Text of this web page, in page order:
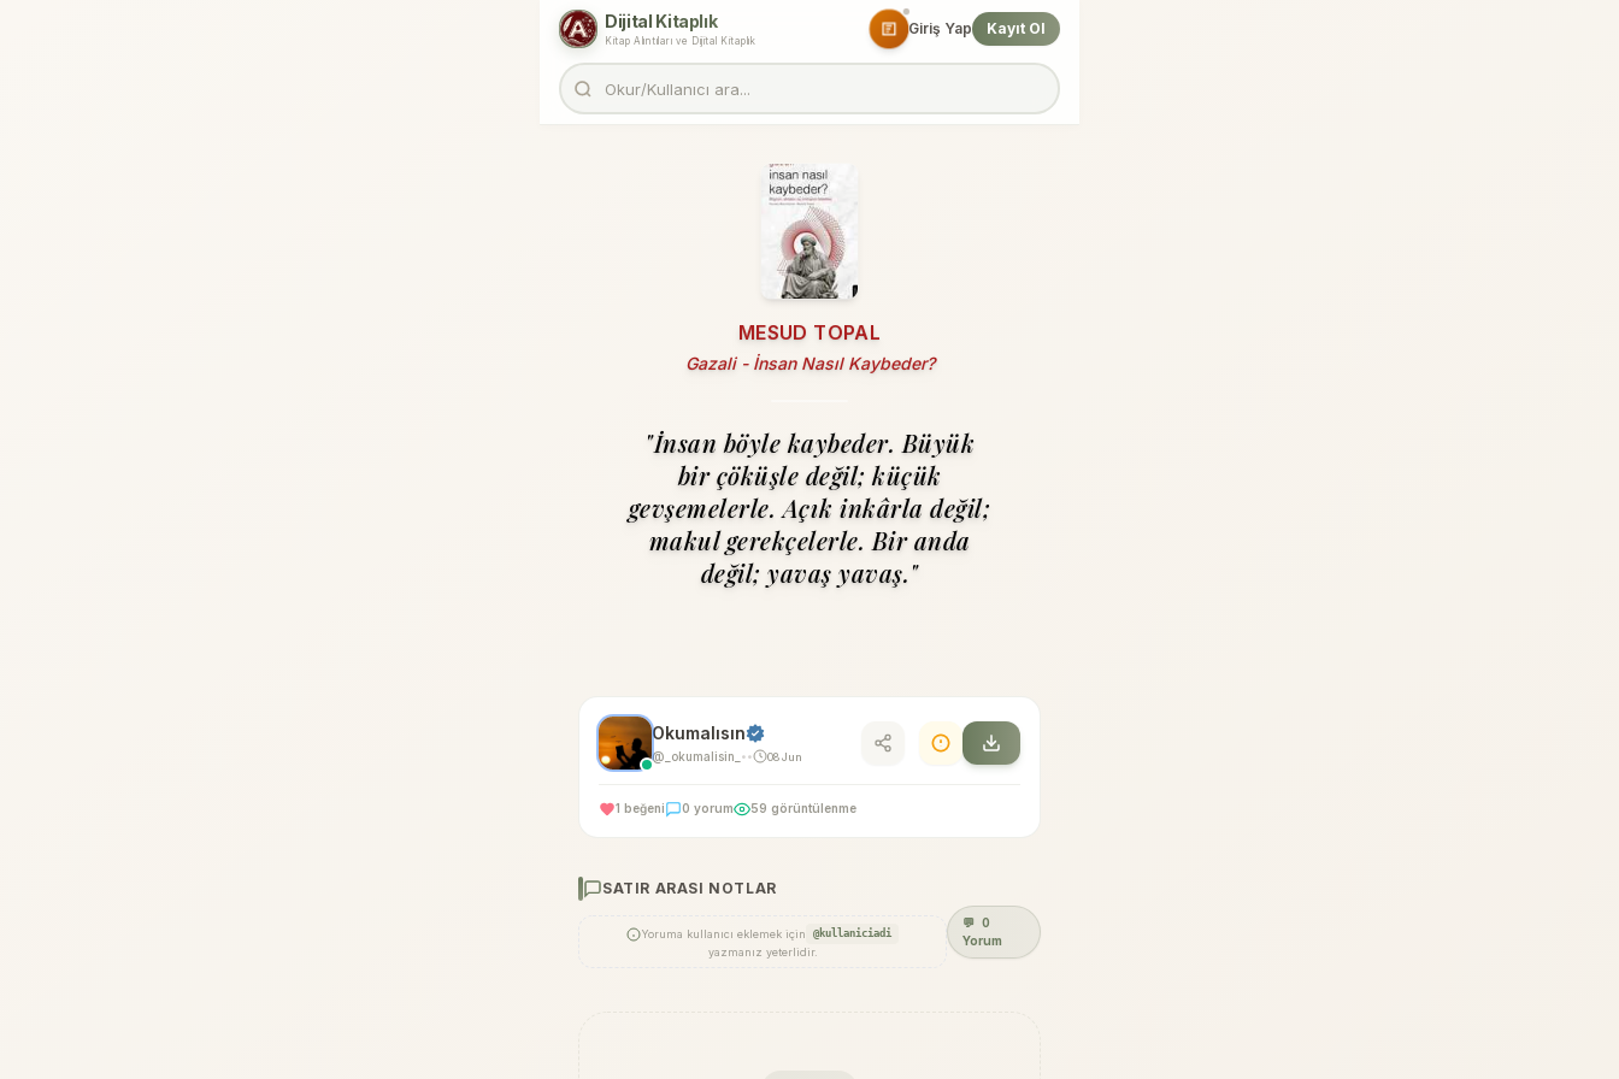
Dijital Kitaplık
Kitap Alıntıları ve Dijital Kitaplık
Giriş Yap Kayıt Ol
MESUD TOPAL
Gazali - İnsan Nasıl Kaybeder?
"İnsan böyle kaybeder. Büyük
bir çöküşle değil; küçük
gevşemelerle. Açık inkârla değil;
makul gerekçelerle. Bir anda
değil; yavaş yavaş."
Okumalısın
@_okumalisin_ • • 08 Jun
1 beğeni 0 yorum 59 görüntülenme
SATIR ARASI NOTLAR
Yoruma kullanıcı eklemek için @kullaniciadi
yazmanız yeterlidir.
💬 0
Yorum